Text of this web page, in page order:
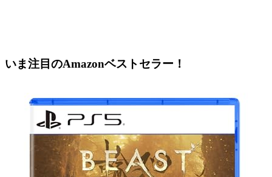
いま注目のAmazonベストセラー！